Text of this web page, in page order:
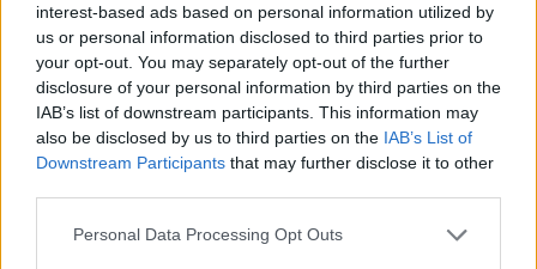
interest-based ads based on personal information utilized by
us or personal information disclosed to third parties prior to
your opt-out. You may separately opt-out of the further
disclosure of your personal information by third parties on the
IAB’s list of downstream participants. This information may
also be disclosed by us to third parties on the IAB’s List of
Downstream Participants that may further disclose it to other
Personal Data Processing Opt Outs